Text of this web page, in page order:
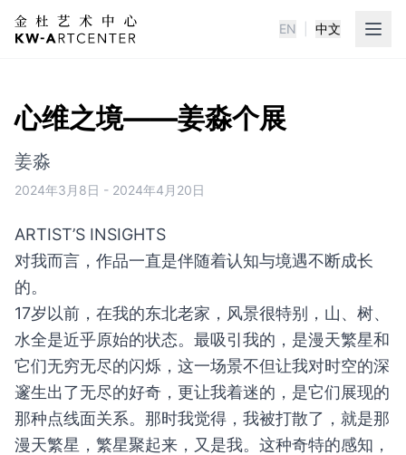
KWA金杜艺术中心
EN 中文
心维之境——姜淼个展
姜淼
2024年3月8日 - 2024年4月20日
ARTIST’S INSIGHTS
对我而言，作品一直是伴随着认知与境遇不断成长
的。
17岁以前，在我的东北老家，风景很特别，山、树、
水全是近乎原始的状态。最吸引我的，是漫天繁星和
它们无穷无尽的闪烁，这一场景不但让我对时空的深
邃生出了无尽的好奇，更让我着迷的，是它们展现的
那种点线面关系。那时我觉得，我被打散了，就是那
漫天繁星，繁星聚起来，又是我。这种奇特的感知，